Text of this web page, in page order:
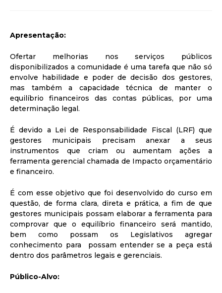
Apresentação:
Ofertar melhorias nos serviços públicos
disponibilizados a comunidade é uma tarefa que não só
envolve habilidade e poder de decisão dos gestores,
mas também a capacidade técnica de manter o
equilíbrio financeiros das contas públicas, por uma
determinação legal.
É devido a Lei de Responsabilidade Fiscal (LRF) que
gestores municipais precisam anexar a seus
instrumentos que criam ou aumentam ações a
ferramenta gerencial chamada de Impacto orçamentário
e financeiro.
É com esse objetivo que foi desenvolvido do curso em
questão, de forma clara, direta e prática, a fim de que
gestores municipais possam elaborar a ferramenta para
comprovar que o equilíbrio financeiro será mantido,
bem como possam os Legislativos agregar
conhecimento para possam entender se a peça está
dentro dos parâmetros legais e gerenciais.
Público-Alvo: